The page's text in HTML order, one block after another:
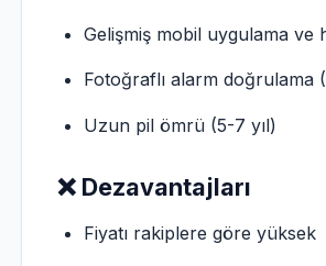
Gelişmiş mobil uygulama ve
Fotoğraflı alarm doğrulama
Uzun pil ömrü (5-7 yıl)
❌ Dezavantajları
Fiyatı rakiplere göre yüksek